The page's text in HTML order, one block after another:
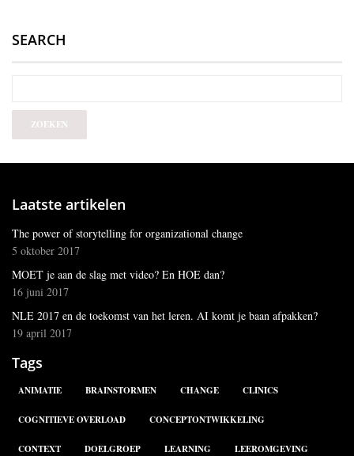
SEARCH
Laatste artikelen
The power of storytelling for organizational change
5 oktober 2017
MOET je aan de slag met video? En HOE dan?
16 juni 2017
NLE 2017 en de toekomst van het leren. AI komt je baan afpakken?
19 april 2017
Tags
ANIMATIE BRAINSTORMEN CHANGE CLINICS
COGNITIEVE OVERLOAD CONCEPTONTWIKKELING
CONTEXT DOELGROEP LEARNING LEEROMGEVING